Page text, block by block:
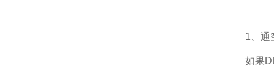
1、通
如果